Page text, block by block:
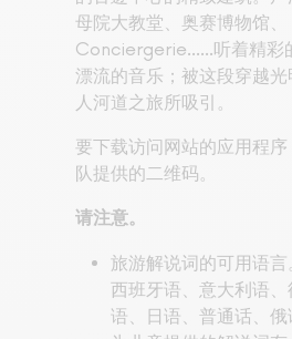
母院大教堂、奥赛博物馆、
Conciergerie......听着精彩
漂流的音乐；被这段穿越
人河道之旅所吸引。
要下载访问网站的应用程
队提供的二维码。
请注意。
旅游解说词的可用语言
西班牙语、意大利语
语、日语、普通话、